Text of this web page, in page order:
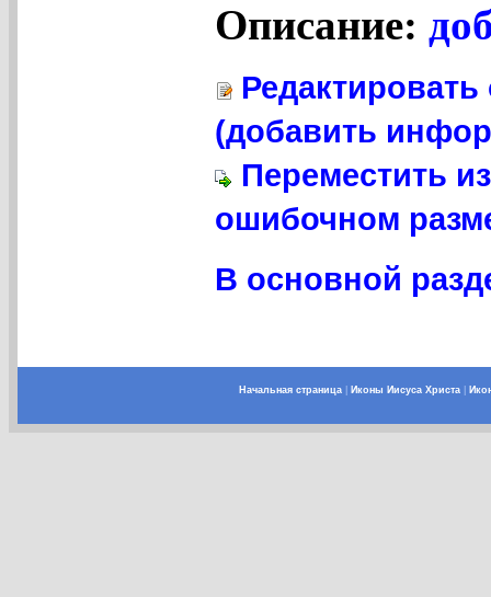
Описание:
(добавить
Переместить
ошибочном
В основной
Начальная страница| Иконы Иисуса Христа|